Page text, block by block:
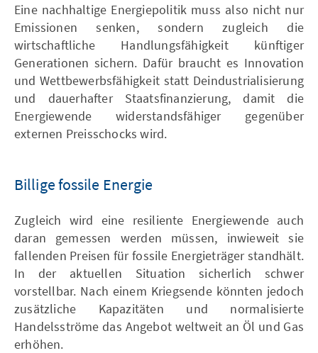
Eine nachhaltige Energiepolitik muss also nicht nur
Emissionen senken, sondern zugleich die
wirtschaftliche Handlungsfähigkeit künftiger
Generationen sichern. Dafür braucht es Innovation
und Wettbewerbsfähigkeit statt Deindustrialisierung
und dauerhafter Staatsfinanzierung, damit die
Energiewende widerstandsfähiger gegenüber
externen Preisschocks wird.
Billige fossile Energie
Zugleich wird eine resiliente Energiewende auch
daran gemessen werden müssen, inwieweit sie
fallenden Preisen für fossile Energieträger standhält.
In der aktuellen Situation sicherlich schwer
vorstellbar. Nach einem Kriegsende könnten jedoch
zusätzliche Kapazitäten und normalisierte
Handelsströme das Angebot weltweit an Öl und Gas
erhöhen.